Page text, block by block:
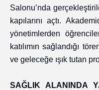
Salonu’nda
kapılarını açtı.
yönetimlerden
katılımın sağlandığı
ve geleceğe ışık tutan
SAĞLIK ALANINDA